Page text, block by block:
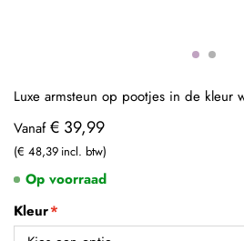
Vanaf € 39,99
€ 48,39
Kleur
Op voorraad
Luxe armsteun op pootjes in de kleur